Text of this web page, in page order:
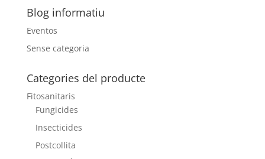
Blog informatiu
Eventos
Sense categoria
Categories del producte
Fitosanitaris
Fungicides
Insecticides
Postcollita